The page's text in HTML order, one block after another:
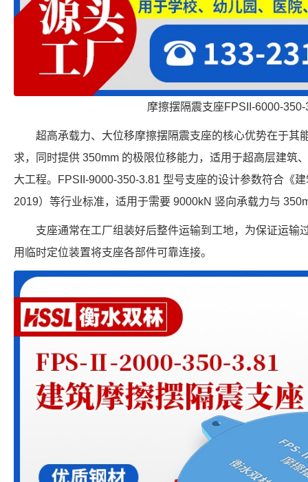
摩擦摆隔震支座FPSII-6000-350-
超高承载力、大位移摩擦摆隔震支座的核心优势在于其
求，同时提供 350mm 的极限位移能力，适用于超高层建筑
大工程。FPSII-9000-350-3.81 型号支座的设计参数符合《
2019）等行业标准，适用于需要 9000kN 竖向承载力与
支座通常在工厂组装好后整件运输到工地，为保证运输
用临时定位装置将支座各部件可靠连接。